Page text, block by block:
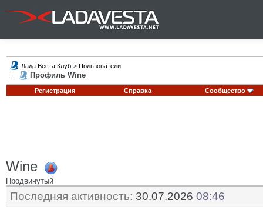
Лада Веста Клуб > Пользователи
Профиль Wine
Регистрация Справка Сообщество
Wine
Продвинутый
Последняя активность: 30.07.2026 08:46